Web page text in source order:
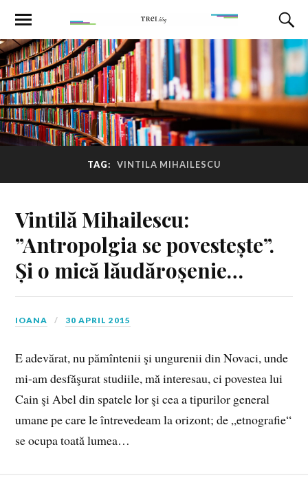
TAG: VINTILA MIHAILESCU
Vintilă Mihailescu:
”Antropolgia se povestește”.
Și o mică lăudăroșenie…
IOANA 30 APRIL 2015
E adevărat, nu pămîntenii şi ungurenii din Novaci, unde
mi-am desfăşurat studiile, mă interesau, ci povestea lui
Cain şi Abel din spatele lor şi cea a tipurilor general
umane pe care le întrevedeam la orizont; de „etnografie“
se ocupa toată lumea…